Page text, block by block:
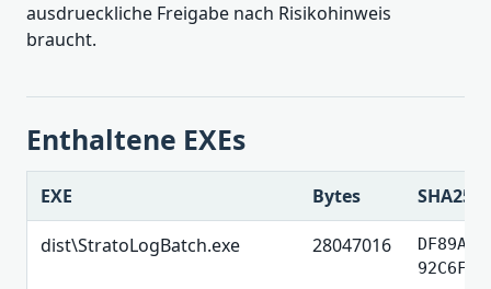
ausdrueckliche Freigabe nach Risikohinweis
braucht.
Enthaltene EXEs
EXE Bytes SHA256
dist\StratoLogBatch.exe 28047016